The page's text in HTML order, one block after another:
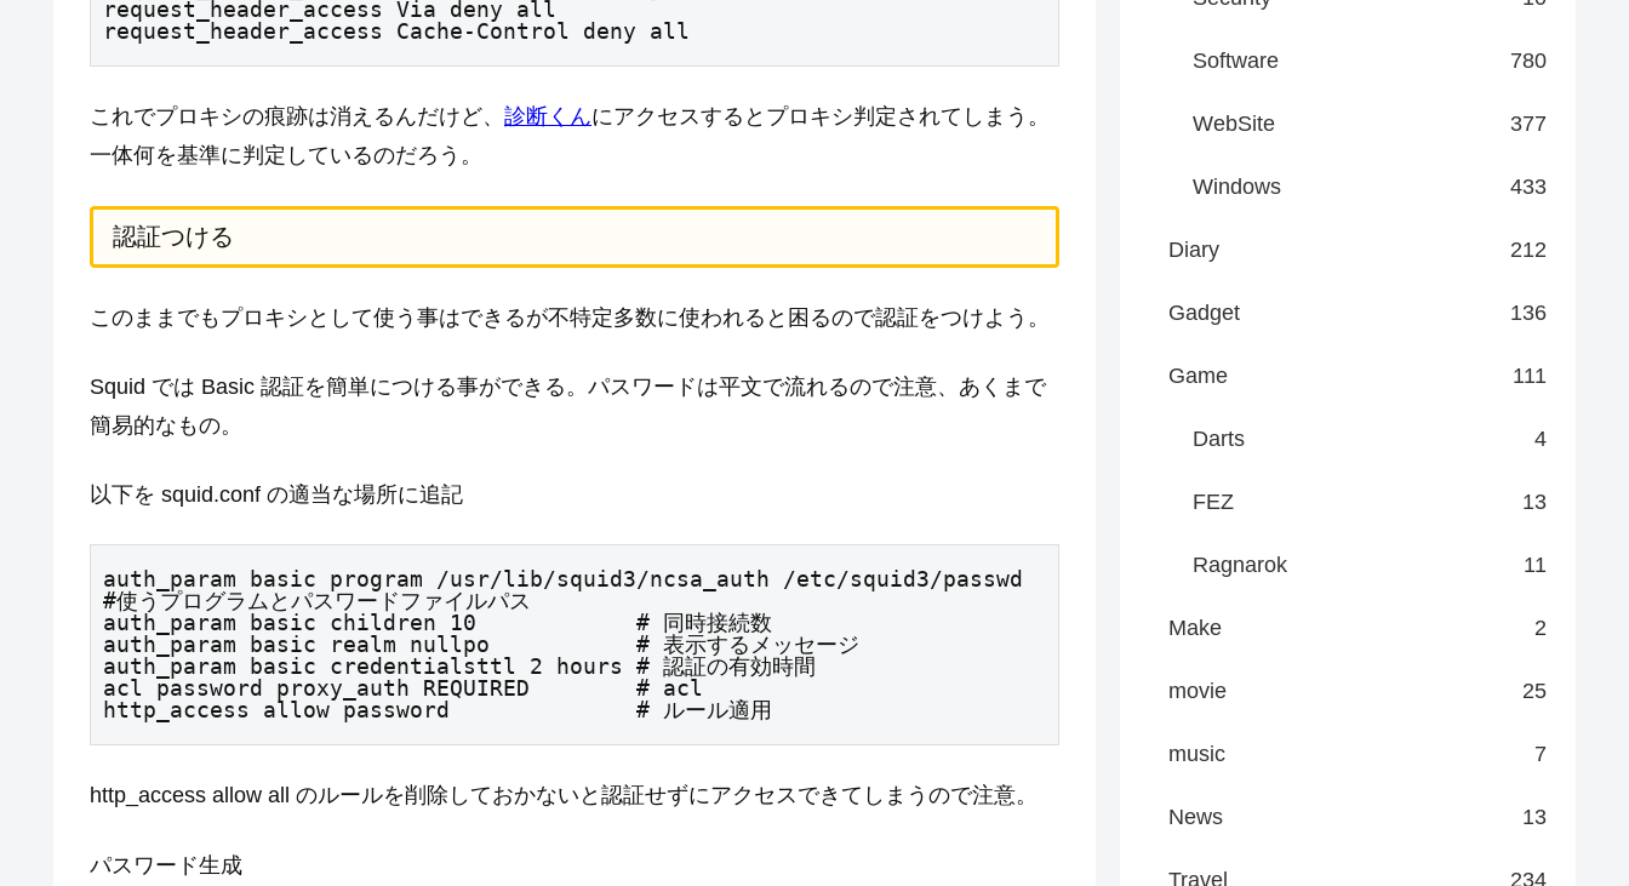
request_header_access Via deny all
request_header_access Cache-Control deny all
これでプロキシの痕跡は消えるんだけど、 診断くんにアクセスするとプロキシ判定されてしまう。
一体何を基準に判定しているのだろう。
認証つける
このままでもプロキシとして使う事はできるが不特定多数に使われると困るので認証をつけよう。
Squid では Basic 認証を簡単につける事ができる。パスワードは平文で流れるので注意、あくまで
簡易的なもの。
以下を squid.conf の適当な場所に追記
auth_param basic program /usr/lib/squid3/ncsa_auth /etc/squid3/passwd
#使うプログラムとパスワードファイルパス
auth_param basic children 10            # 同時接続数
auth_param basic realm nullpo           # 表示するメッセージ
auth_param basic credentialsttl 2 hours # 認証の有効時間
acl password proxy_auth REQUIRED        # acl
http_access allow password              # ルール適用
http_access allow all のルールを削除しておかないと認証せずにアクセスできてしまうので注意。
パスワード生成
Software 780
WebSite 377
Windows 433
Diary 212
Gadget 136
Game 111
Darts 4
FEZ 13
Ragnarok 11
Make 2
movie 25
music 7
News 13
Travel 234